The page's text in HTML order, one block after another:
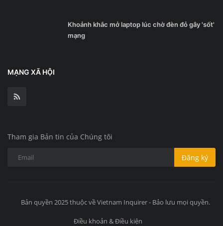
Khoảnh khắc mở laptop lúc chờ đèn đỏ gây 'sốt'
mạng
MẠNG XÃ HỘI
Tham gia Bản tin của Chúng tôi
Đăng ký
Bản quyền 2025 thuộc về Vietnam Inquirer - Bảo lưu mọi quyền.
Điều khoản & Điều kiện